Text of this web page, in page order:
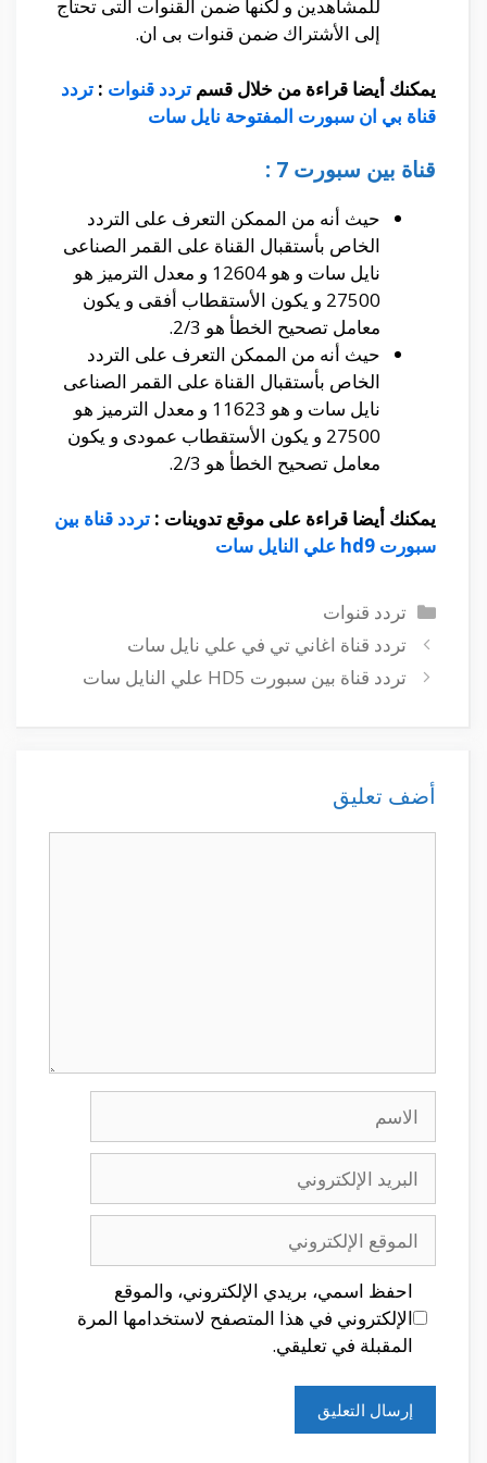
للمشاهدين و لكنها ضمن القنوات التى تحتاج
إلى الأشتراك ضمن قنوات بى ان.
يمكنك أيضا قراءة من خلال قسم تردد قنوات : تردد
قناة بي ان سبورت المفتوحة نايل سات
قناة بين سبورت 7 :
حيث أنه من الممكن التعرف على التردد
الخاص بأستقبال القناة على القمر الصناعى
نايل سات و هو 12604 و معدل الترميز هو
27500 و يكون الأستقطاب أفقى و يكون
معامل تصحيح الخطأ هو 2/3.
حيث أنه من الممكن التعرف على التردد
الخاص بأستقبال القناة على القمر الصناعى
نايل سات و هو 11623 و معدل الترميز هو
27500 و يكون الأستقطاب عمودى و يكون
معامل تصحيح الخطأ هو 2/3.
يمكنك أيضا قراءة على موقع تدوينات : تردد قناة بين
سبورت hd9 علي النايل سات
التصنيفات
تردد قنوات
تردد قناة اغاني تي في علي نايل سات
تردد قناة بين سبورت HD5 علي النايل سات
أضف تعليق
الإلكتروني
الإلكتروني
احفظ اسمي، بريدي الإلكتروني، والموقع
الإلكتروني في هذا المتصفح لاستخدامها المرة
المقبلة في تعليقي.